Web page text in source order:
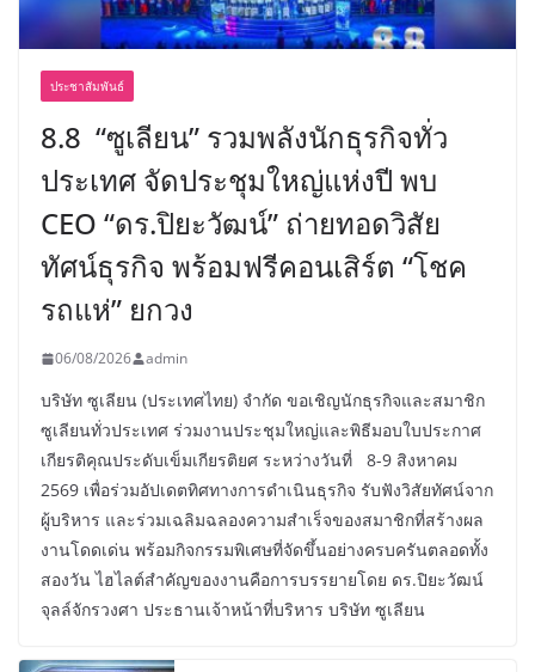
ประชาสัมพันธ์
8.8 “ซูเลียน” รวมพลังนักธุรกิจทั่ว
ประเทศ จัดประชุมใหญ่แห่งปี พบ
CEO “ดร.ปิยะวัฒน์” ถ่ายทอดวิสัย
ทัศน์ธุรกิจ พร้อมฟรีคอนเสิร์ต “โชค
รถแห่” ยกวง
06/08/2026 admin
บริษัท ซูเลียน (ประเทศไทย) จำกัด ขอเชิญนักธุรกิจและสมาชิก
ซูเลียนทั่วประเทศ ร่วมงานประชุมใหญ่และพิธีมอบใบประกาศ
เกียรติคุณประดับเข็มเกียรติยศ ระหว่างวันที่ 8-9 สิงหาคม
2569 เพื่อร่วมอัปเดตทิศทางการดำเนินธุรกิจ รับฟังวิสัยทัศน์จาก
ผู้บริหาร และร่วมเฉลิมฉลองความสำเร็จของสมาชิกที่สร้างผล
งานโดดเด่น พร้อมกิจกรรมพิเศษที่จัดขึ้นอย่างครบครันตลอดทั้ง
สองวัน ไฮไลต์สำคัญของงานคือการบรรยายโดย ดร.ปิยะวัฒน์
จุลล์จักรวงศา ประธานเจ้าหน้าที่บริหาร บริษัท ซูเลียน